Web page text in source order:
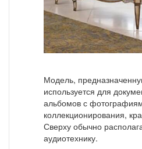
Модель,
используется для
альбомов с
коллекционирования,
Сверху обычно
аудиотехнику.